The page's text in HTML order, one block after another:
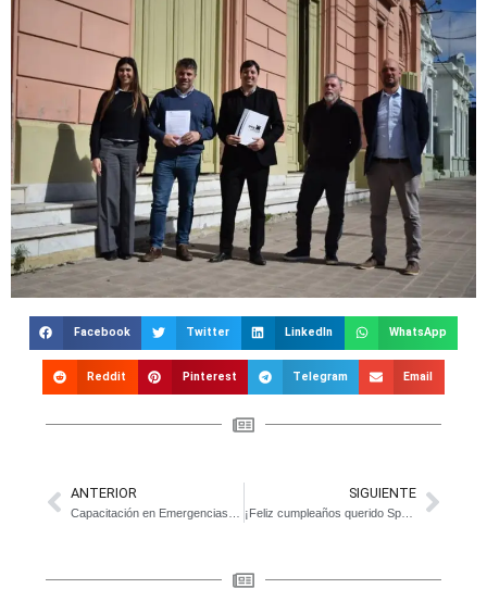
Facebook Twitter LinkedIn WhatsApp
Reddit Pinterest Telegram Email
ANTERIOR SIGUIENTE
¡Feliz cumpleaños querido Sport Club!